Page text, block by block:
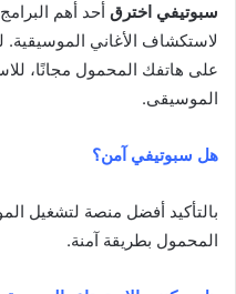
سبوتيفي اخترق أحد أهم
لاستكشاف الأغاني
على هاتفك المحمول مجانًا،
الموسيقى.
هل سبوتيفي آمن؟
بالتأكيد أفضل منصة لتشغيل
المحمول بطريقة آمنة.